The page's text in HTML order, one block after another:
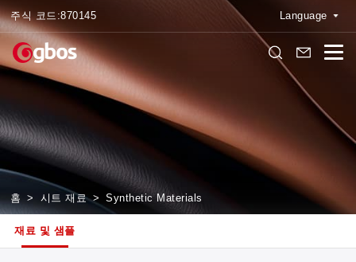
주식 코드:870145 Language
홈 > 시트 재료 > Synthetic Materials
재료 및 샘플